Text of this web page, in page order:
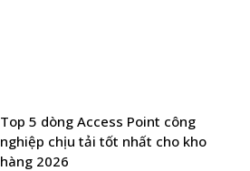
Top 5 dòng Access Point công
nghiệp chịu tải tốt nhất cho kho
hàng 2026